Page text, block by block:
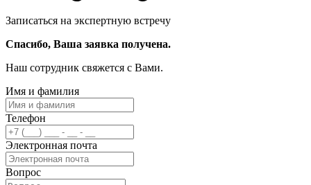
Записаться на экспертную встречу
Спасибо, Ваша заявка получена.
Наш сотрудник свяжется с Вами.
Имя и фамилия
Телефон
Электронная почта
Вопрос